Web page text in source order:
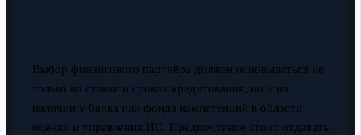
Выбор финансового партнёра должен основываться не
только на ставке и сроках кредитования, но и на
наличии у банка или фонда компетенций в области
оценки и управления ИС. Предпочтение стоит отдавать